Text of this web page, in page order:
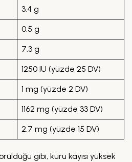
3.4 g
0.5 g
7.3 g
1250 IU (yüzde 25 DV)
1 mg (yüzde 2 DV)
1162 mg (yüzde 33 DV)
2.7 mg (yüzde 15 DV)
gibi, kuru kayısı yüksek